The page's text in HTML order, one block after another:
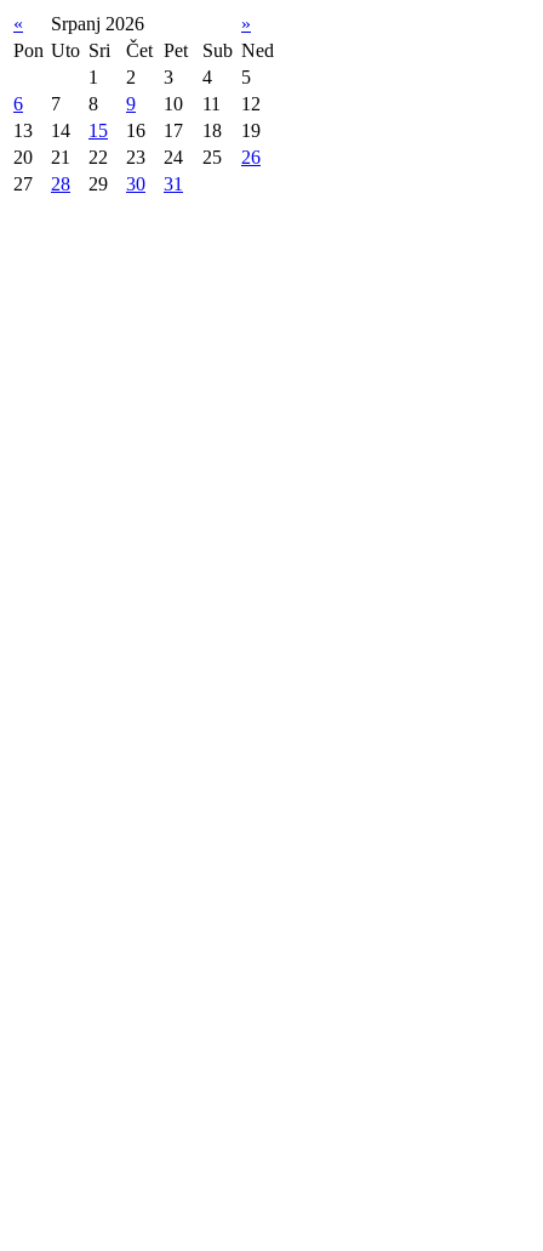
« Srpanj 2026
»
Pon Uto Sri Čet Pet Sub Ned
1
2 3 4
5
6
7 8 9 10 11
12
13
14 15 16 17 18
19
20
21 22 23 24 25
26
27
28 29 30 31